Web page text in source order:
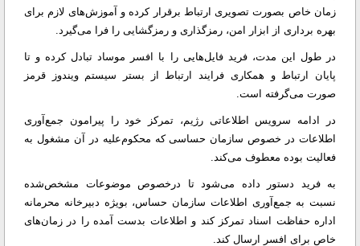
زمان خاص بصورت تصویری ارتباط برقرار کرده و آموزش‌های لازم برای
بهره برداری از ابزار امن، رمزگذاری و رمزگشایی را فرا می‌گیرد.
در طول این مدت، فرید فایل‌هایی را با افسر موساد تبادل کرده و تا
پایان ارتباط و همکاری فرایند ارتباط از بستر سیستم ویندوز قرمز
صورت می‌گرفته است.
در ادامه سرویس اطلاعاتی رژیم، تمرکز خود را پیرامون جمع‌آوری
اطلاعات در خصوص سازمان حساسی که محکوم‌علیه در آن مشغول به
فعالیت بوده معطوف می‌کند.
به فرید دستور داده می‌شود تا درخصوص موضوعات مشخص‌شده
نسبت به جمع‌آوری اطلاعات سازمان حساس، بویژه دبیرخانه محرمانه
اداره حفاظت اسناد تمرکز کند و اطلاعات بدست آمده را در زمان‌های
خاص برای افسر ارسال کند.